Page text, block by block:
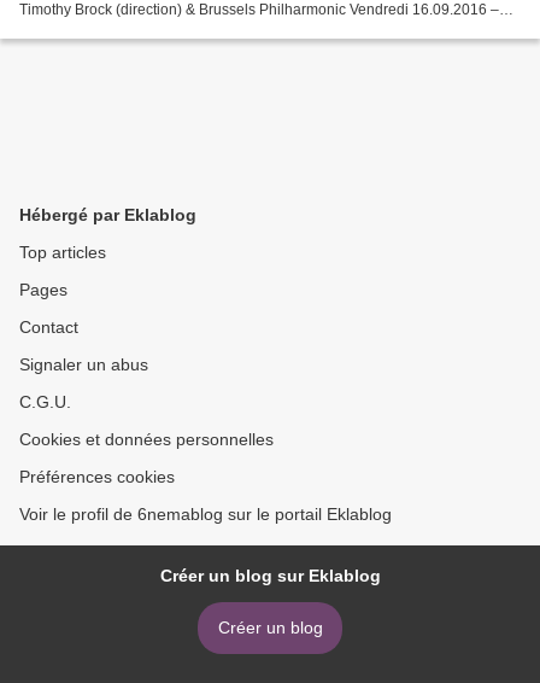
Timothy Brock (direction) & Brussels Philharmonic Vendredi 16.09.2016 –
Hébergé par Eklablog
Top articles
Pages
Contact
Signaler un abus
C.G.U.
Cookies et données personnelles
Préférences cookies
Voir le profil de 6nemablog sur le portail Eklablog
Créer un blog sur Eklablog
Créer un blog